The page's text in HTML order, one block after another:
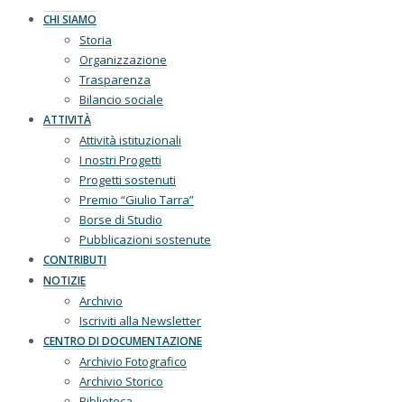
CHI SIAMO
Storia
Organizzazione
Trasparenza
Bilancio sociale
ATTIVITÀ
Attività istituzionali
I nostri Progetti
Progetti sostenuti
Premio “Giulio Tarra”
Borse di Studio
Pubblicazioni sostenute
CONTRIBUTI
NOTIZIE
Archivio
Iscriviti alla Newsletter
CENTRO DI DOCUMENTAZIONE
Archivio Fotografico
Archivio Storico